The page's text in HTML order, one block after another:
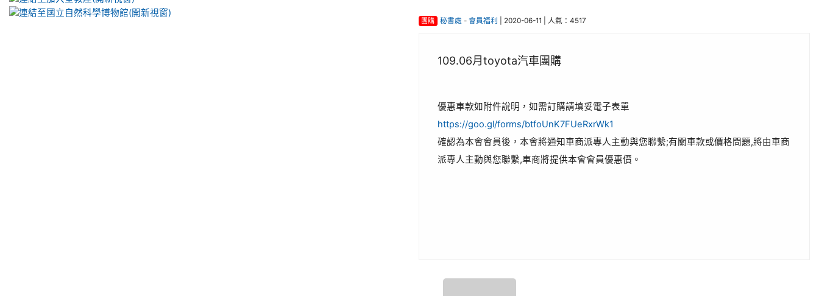
團購 秘書處 - 會員福利 | 2020-06-11 | 人氣：4517
109.06月toyota汽車團購
優惠車款如附件說明，如需訂購請填妥電子表單
https://goo.gl/forms/btfoUnK7FUeRxrWk1
確認為本會會員後，本會將通知車商派專人主動與您聯繫;有關車款或價格問題,將由車商
派專人主動與您聯繫,車商將提供本會會員優惠價。